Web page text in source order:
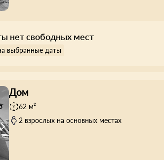
нет свободных мест
выбранные даты
Дом
62 м²
2 взрослых на основных местах